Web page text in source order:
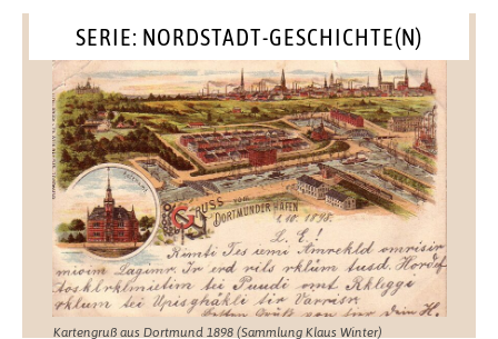
SERIE: NORDSTADT-GESCHICHTE(N)
Kartengruß aus Dortmund 1898 (Sammlung Klaus Winter)